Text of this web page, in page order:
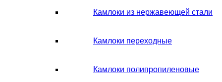
Камлоки из нержавеющей стали
Камлоки переходные
Камлоки полипропиленовые